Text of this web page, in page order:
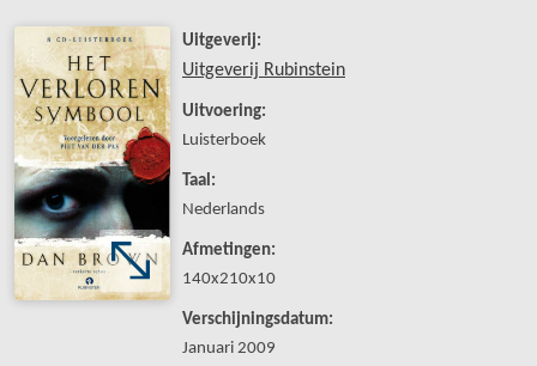
Uitgeverij:
Uitgeverij Rubinstein
Uitvoering:
Luisterboek
Taal:
Nederlands
Afmetingen:
140x210x10
Verschijningsdatum:
Januari 2009